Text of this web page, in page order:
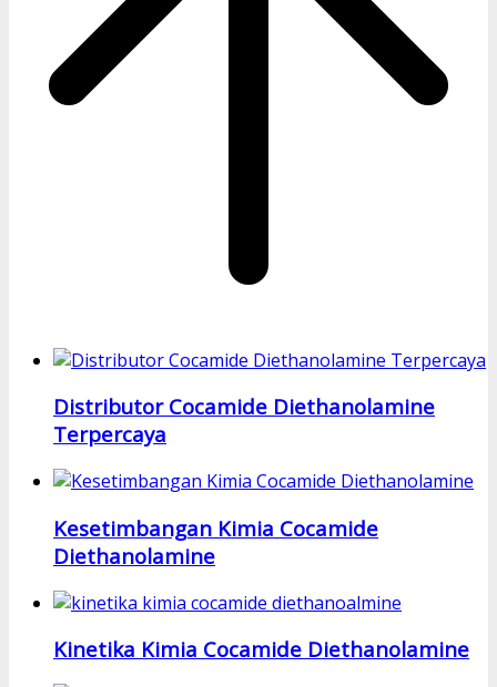
Distributor Cocamide Diethanolamine
Terpercaya
Kesetimbangan Kimia Cocamide
Diethanolamine
Kinetika Kimia Cocamide Diethanolamine